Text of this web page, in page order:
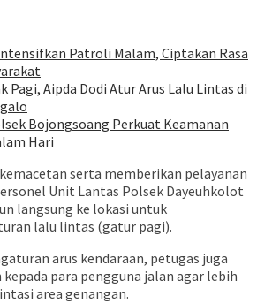
Patroli Malam, Ciptakan Rasa
Pagi, Aipda Dodi Atur Arus Lalu Lintas di
Bojongsoang Perkuat Keamanan
Hari
serta memberikan pelayanan
Unit Lantas Polsek Dayeuhkolot
langsung ke lokasi untuk
lalu lintas (gatur pagi).
arus kendaraan, petugas juga
para pengguna jalan agar lebih
area genangan.